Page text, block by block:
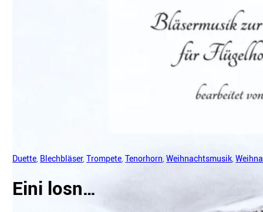
Duette Blechbläser,Trompete ,Tenorhorn ,Weihnachtsmusik ,
Eini losn…